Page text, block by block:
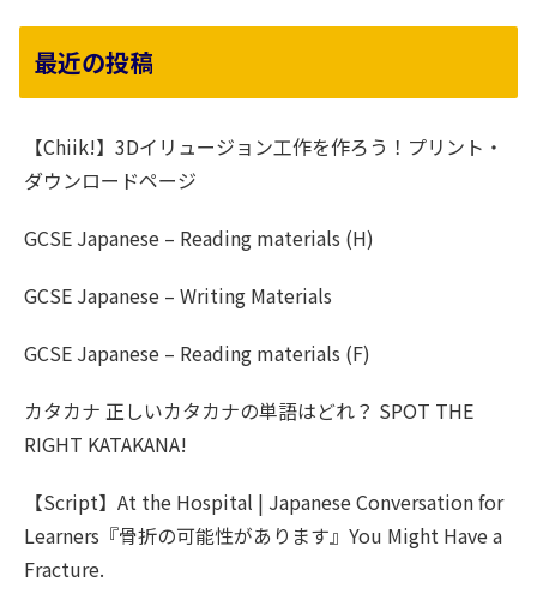
最近の投稿
【Chiik!】3Dイリュージョン工作を作ろう！プリント・
ダウンロードページ
GCSE Japanese – Reading materials (H)
GCSE Japanese – Writing Materials
GCSE Japanese – Reading materials (F)
カタカナ 正しいカタカナの単語はどれ？ SPOT THE
RIGHT KATAKANA!
【Script】At the Hospital | Japanese Conversation for
Learners『骨折の可能性があります』You Might Have a
Fracture.